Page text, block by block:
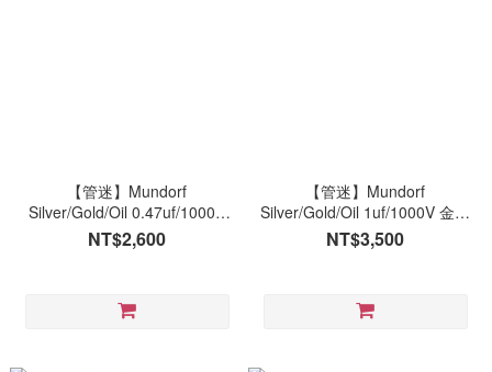
【管迷】Mundorf
Silver/Gold/Oil 0.47uf/1000V
金銀箔油浸電容
NT$2,600
【管迷】Mundorf
Silver/Gold/Oil 1uf/1000V 金銀
箔油浸電容
NT$3,500